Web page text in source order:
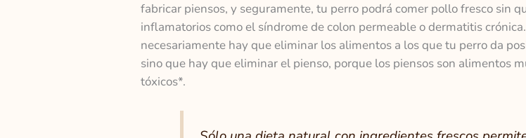
fabricar piensos, y seguramente, tu perro podrá comer pollo fresco sin
inflamatorios como el síndrome de colon permeable o dermatitis
necesariamente hay que eliminar los alimentos a los que tu perro da
sino que hay que eliminar el pienso, porque los piensos son alimentos
tóxicos*.